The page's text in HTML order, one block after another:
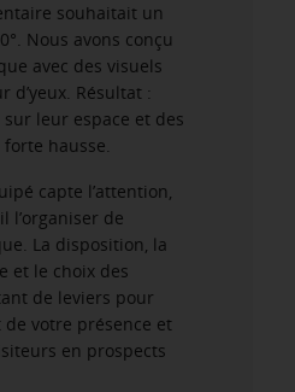
souhaitait un
Nous avons conçu
avec des visuels
d’yeux. Résultat :
leur espace et des
hausse.
capte l’attention,
l’organiser de
La disposition, la
et le choix des
de leviers pour
de votre présence et
en prospects